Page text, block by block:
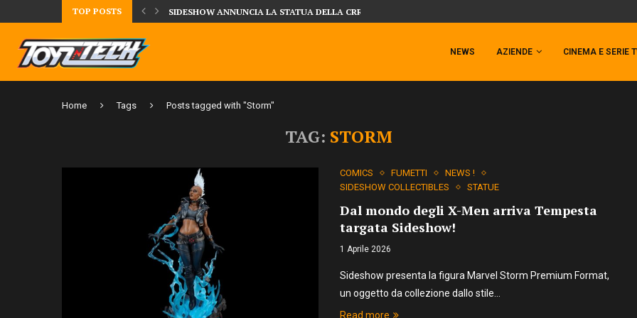
TOP POSTS
LA FIGURE DI IPPO MAKUNOUCHI! SIDESHOW ANNUNCIA LA STATUA DELLA CRRATURA DELLA LAGUNA...
NEWS AZIENDE CINEMA E SERIE
Home Tags Posts tagged with "Storm"
TAG: STORM
COMICS FUMETTI
NEWS !
SIDESHOW COLLECTIBLES
STATUE
Dal mondo degli X-Men arriva Tempesta
targata Sideshow!
1 Aprile 2026
Sideshow presenta la figura Marvel Storm Premium Format,
un oggetto da collezione dallo stile…
Read more